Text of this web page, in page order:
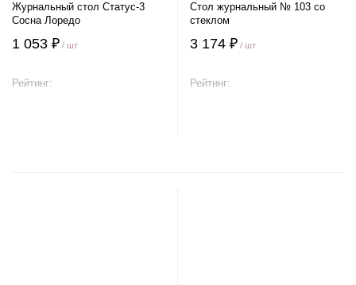
Журнальный стол Статус-3
Сосна Лоредо
1 053 ₽ / шт
Рейтинг:
Стол журнальный № 103 со
стеклом
3 174 ₽ / шт
Рейтинг: